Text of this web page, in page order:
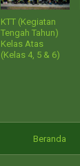
KTT (Kegiatan
Tengah Tahun)
Kelas Atas
(Kelas 4, 5 & 6)
Beranda